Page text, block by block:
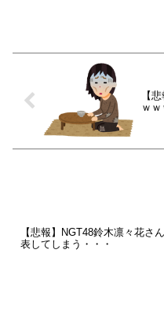
【
ｗ
【悲報】NGT48鈴木凛々花さ
表してしまう・・・